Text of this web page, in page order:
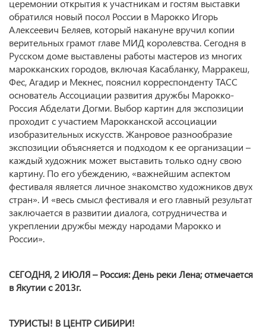
церемонии открытия к участникам и гостям выставки
обратился новый посол России в Марокко Игорь
Алексеевич Беляев, который накануне вручил копии
верительных грамот главе МИД королевства. Сегодня в
Русском доме выставлены работы мастеров из многих
марокканских городов, включая Касабланку, Марракеш,
Фес, Агадир и Мекнес, пояснил корреспонденту ТАСС
основатель Ассоциации развития дружбы Марокко-
Россия Абделати Догми. Выбор картин для экспозиции
проходит с участием Марокканской ассоциации
изобразительных искусств. Жанровое разнообразие
экспозиции объясняется и подходом к ее организации –
каждый художник может выставить только одну свою
картину. По его убеждению, «важнейшим аспектом
фестиваля является личное знакомство художников двух
стран». И «весь смысл фестиваля и его главный результат
заключается в развитии диалога, сотрудничества и
укреплении дружбы между народами Марокко и
России».
СЕГОДНЯ, 2 ИЮЛЯ – Россия: День реки Лена; отмечается
в Якутии с 2013г.
ТУРИСТЫ! В ЦЕНТР СИБИРИ!